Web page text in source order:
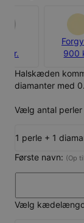
kr.
900
Halskæden
diamanter med
Vælg antal perler
1 perle + 1
Første navn: (Op
Vælg